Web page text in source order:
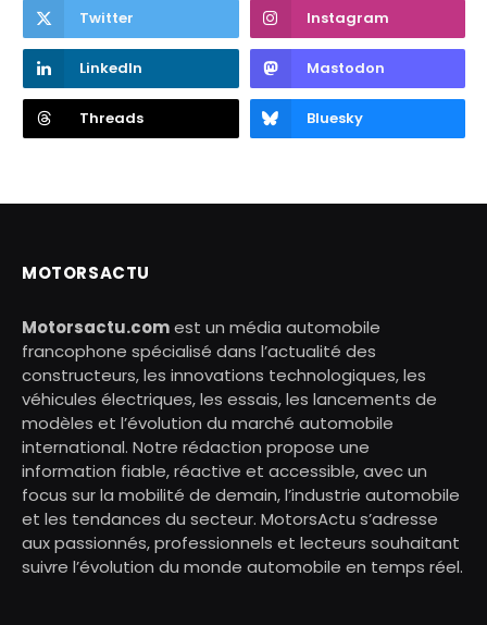
Twitter Instagram
LinkedIn Mastodon
Threads Bluesky
MOTORSACTU
Motorsactu.comest un média automobile
francophone spécialisé dans l’actualité des
constructeurs, les innovations technologiques, les
véhicules électriques, les essais, les lancements de
modèles et l’évolution du marché automobile
international. Notre rédaction propose une
information fiable, réactive et accessible, avec un
focus sur la mobilité de demain, l’industrie automobile
et les tendances du secteur. MotorsActu s’adresse
aux passionnés, professionnels et lecteurs souhaitant
suivre l’évolution du monde automobile en temps réel.